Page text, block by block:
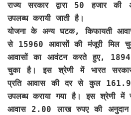
राज्य सरकार द्वारा 50 हजार की
उपलब्ध करायी जाती है।
योजना के अन्य घटक, किफायती
से 15960 आवासों की मंजूरी मिल
आवासों का आवंटन करते हुए, 1894
चुका है। इस श्रेणी में भारत
प्रति आवास की दर से कुल
उपलब्ध कराया गया है। इस श्रेणी में
आवास 2.00 लाख रुपए की अनुदान